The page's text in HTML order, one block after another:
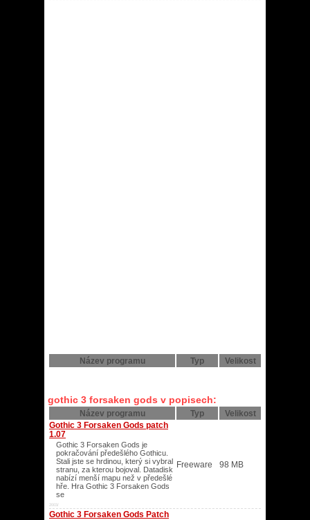
Název programu Typ Velikost
gothic 3 forsaken gods v popisech:
Název programu Typ
Velikost
Gothic 3 Forsaken Gods patch
1.07
Gothic 3 Forsaken Gods je
pokračování předešlého Gothicu.
Stali jste se hrdinou, který si vybral
stranu, za kterou bojoval. Datadisk
nabízí menší mapu než v předešlé
hře. Hra Gothic 3 Forsaken Gods
se
2003/
Freeware 98 MB
Gothic 3 Forsaken Gods Patch